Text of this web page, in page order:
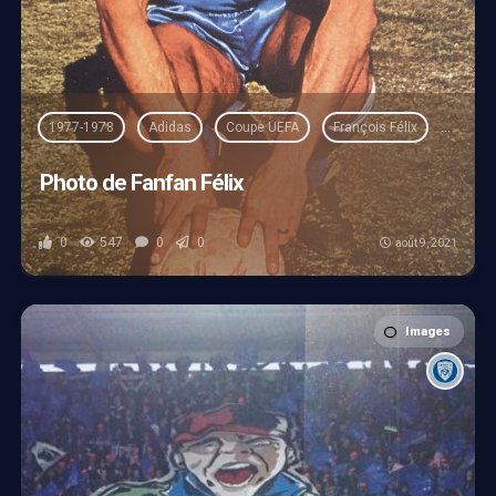
1977-1978 Adidas Coupe UEFA François Félix Home
Photo de Fanfan Félix
0 547 0 0 août 9, 2021
Images